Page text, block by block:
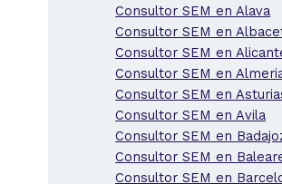
Consultor SEM en Alava
Consultor SEM en
Consultor SEM en
Consultor SEM en
Consultor SEM en
Consultor SEM en Avila
Consultor SEM en
Consultor SEM en
Consultor SEM en